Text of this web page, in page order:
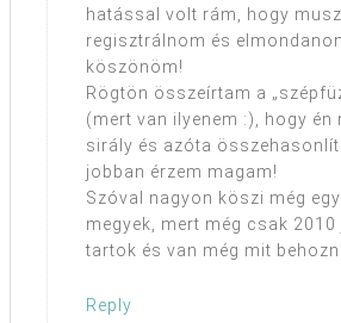
hatással volt rám, hogy
regisztrálnom és
köszönöm!
Rögtön összeírtam a
(mert van ilyenem :), hogy én
sirály és azóta
jobban érzem magam!
Szóval nagyon köszi még
megyek, mert még csak 2010
tartok és van még mit
Reply